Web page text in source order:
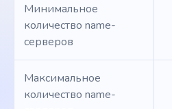
Минимальное
количество name-
серверов
Максимальное
количество name-